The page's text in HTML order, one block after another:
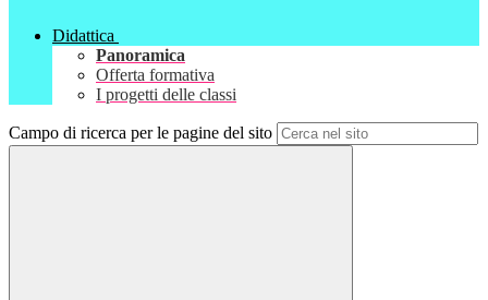
Didattica
Panoramica
Offerta formativa
I progetti delle classi
Campo di ricerca per le pagine del sito